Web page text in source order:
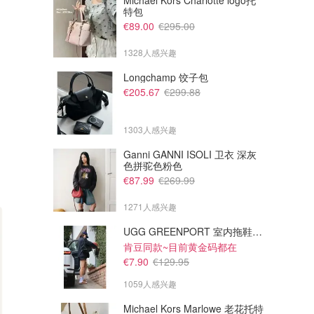
特包
€89.00 €295.00
1328人感兴趣
Longchamp 饺子包
€205.67 €299.88
1303人感兴趣
Ganni GANNI ISOLI 卫衣 深灰
色拼驼色粉色
€87.99 €269.99
1271人感兴趣
UGG GREENPORT 室内拖鞋 棕色
肯豆同款~目前黄金码都在
€7.90 €129.95
1059人感兴趣
Michael Kors Marlowe 老花托特